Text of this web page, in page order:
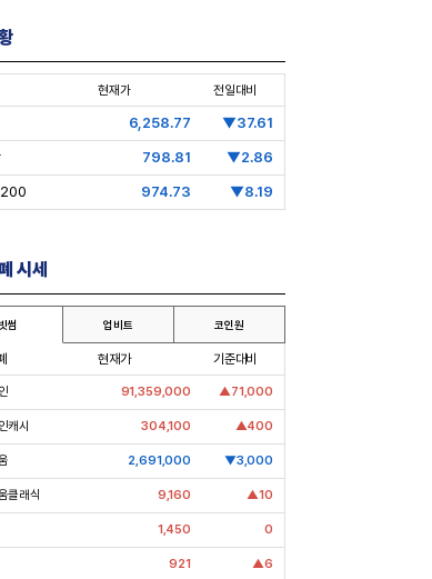
코어 투자
마련 전략
[Epic Why] 한화, KAI 지분 왜 사들
일까
현재가 전일대비
6,258.77 ▼37.61
798.81 ▼2.86
200 974.73 ▼8.19
시세
빗썸 업비트 코인원
현재가 기준대비
91,359,000 ▲71,000
캐시 304,100 ▲400
2,691,000 ▼3,000
클래식 9,160 ▲10
1,450 0
921 ▲6